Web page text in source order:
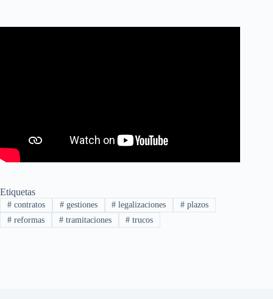
Etiquetas
#contratos #gestiones # legalizaciones # plazos
#reformas #tramitaciones # trucos